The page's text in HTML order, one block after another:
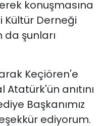
konuşmasına
Kültür Derneği
da şunları
Keçiören'e
anıtını
Başkanımız
ediyorum.